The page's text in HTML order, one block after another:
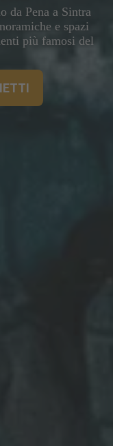
da Pena a Sintra
e spazi
più famosi del